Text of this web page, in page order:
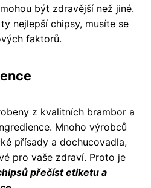
být zdravější než jiné.
nejlepší chipsy, musíte se
faktorů.
z kvalitních brambor a
Mnoho výrobců
přísady a dochucovadla,
pro vaše zdraví. Proto je
přečíst etiketu a